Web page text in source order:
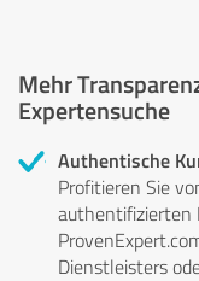
Mehr
Expertensuche
Authentische
Profitieren Sie
authentifizierten
Dienstleisters